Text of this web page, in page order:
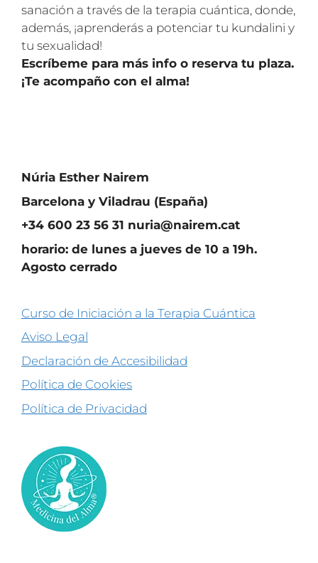
sanación a través de la terapia cuántica, donde,
además, ¡aprenderás a potenciar tu kundalini y
tu sexualidad!
Escríbeme para más info o reserva tu plaza.
¡Te acompaño con el alma!
Núria Esther Nairem
Barcelona y Viladrau (España)
+34 600 23 56 31 nuria@nairem.cat
horario: de lunes a jueves de 10 a 19h.
Agosto cerrado
Curso de Iniciación a la Terapia Cuántica
Aviso Legal
Declaración de Accesibilidad
Política de Cookies
Política de Privacidad